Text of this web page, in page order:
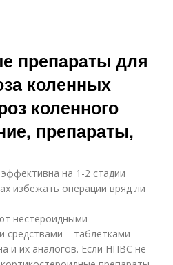
препараты для
коленных
коленного
препараты,
на 1-2 стадии
избежать операции вряд ли
нестероидными
средствами – таблетками
и их аналогов. Если НПВС не